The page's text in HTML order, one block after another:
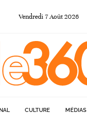
Vendredi 7Août 2026
CULTURE MÉDIAS